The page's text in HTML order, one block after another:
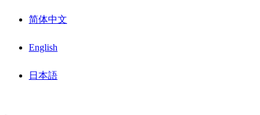
简体中文
English
日本語